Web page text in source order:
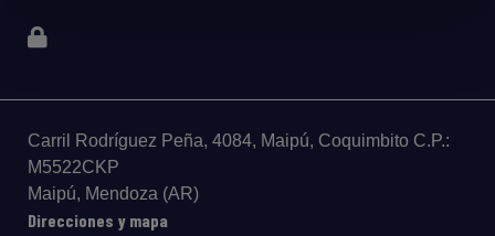
Carril Rodríguez Peña, 4084, Maipú, Coquimbito C.P.:
M5522CKP
Maipú, Mendoza (AR)
Direcciones y mapa